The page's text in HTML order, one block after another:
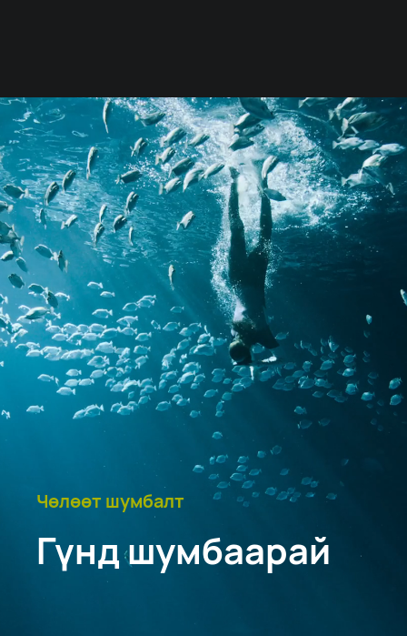
Чөлөөт шумбалт
Гүнд шумбаарай